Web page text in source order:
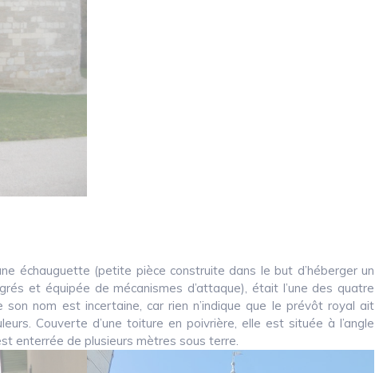
échauguette (petite pièce construite dans le but d’héberger un
et équipée de mécanismes d’attaque), était l’une des quatre
son nom est incertaine, car rien n’indique que le prévôt royal ait
Couverte d’une toiture en poivrière, elle est située à l’angle
enterrée de plusieurs mètres sous terre.